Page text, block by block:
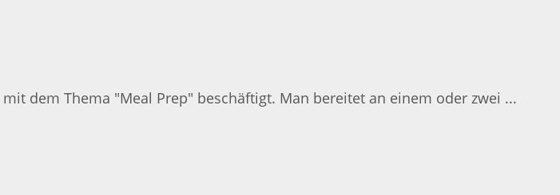
dem Thema "Meal Prep" beschäftigt. Man bereitet an einem oder zwei ...